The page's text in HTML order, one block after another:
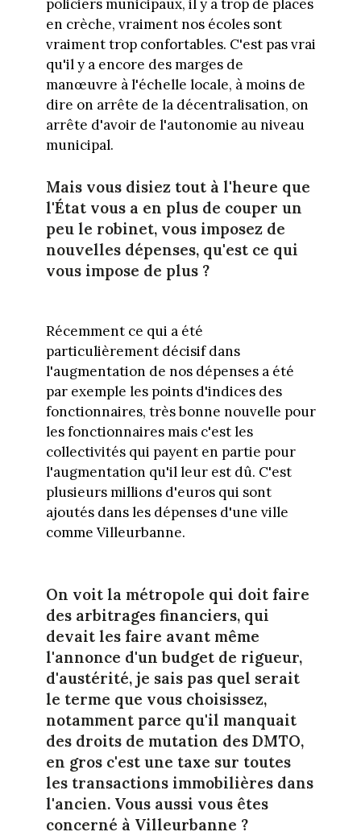
policiers municipaux, il y a trop de places
en crèche, vraiment nos écoles sont
vraiment trop confortables. C'est pas vrai
qu'il y a encore des marges de
manœuvre à l'échelle locale, à moins de
dire on arrête de la décentralisation, on
arrête d'avoir de l'autonomie au niveau
municipal.
Mais vous disiez tout à l'heure que
l'État vous a en plus de couper un
peu le robinet, vous imposez de
nouvelles dépenses, qu'est ce qui
vous impose de plus ?
Récemment ce qui a été
particulièrement décisif dans
l'augmentation de nos dépenses a été
par exemple les points d'indices des
fonctionnaires, très bonne nouvelle pour
les fonctionnaires mais c'est les
collectivités qui payent en partie pour
l'augmentation qu'il leur est dû. C'est
plusieurs millions d'euros qui sont
ajoutés dans les dépenses d'une ville
comme Villeurbanne.
On voit la métropole qui doit faire
des arbitrages financiers, qui
devait les faire avant même
l'annonce d'un budget de rigueur,
d'austérité, je sais pas quel serait
le terme que vous choisissez,
notamment parce qu'il manquait
des droits de mutation des DMTO,
en gros c'est une taxe sur toutes
les transactions immobilières dans
l'ancien. Vous aussi vous êtes
concerné à Villeurbanne ?